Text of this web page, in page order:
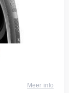
Meer info